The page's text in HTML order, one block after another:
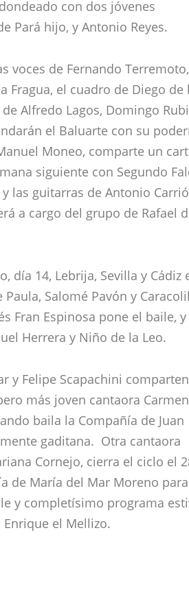
con dos jóvenes
Pará hijo, y Antonio Reyes.
voces de Fernando
Fragua, el cuadro de Diego de
Alfredo Lagos, Domingo
el Baluarte con su
Moneo, comparte un
siguiente con Segundo
las guitarras de Antonio
a cargo del grupo de Rafael
día 14, Lebrija, Sevilla y Cádiz
Salomé Pavón y
Fran Espinosa pone el baile, y
Herrera y Niño de la Leo.
y Felipe Scapachini
más joven cantaora
baila la Compañía de Juan
gaditana. Otra cantaora
Cornejo, cierra el ciclo el
de María del Mar Moreno para
y completísimo programa
el Mellizo.